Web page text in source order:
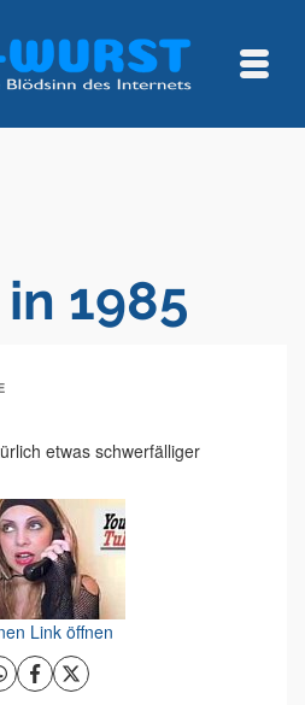
1985
etwas schwerfälliger
Link öffnen